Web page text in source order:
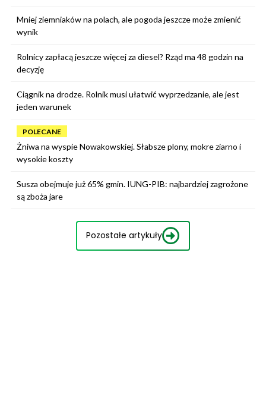
Mniej ziemniaków na polach, ale pogoda jeszcze może zmienić
wynik
Rolnicy zapłacą jeszcze więcej za diesel? Rząd ma 48 godzin na
decyzję
Ciągnik na drodze. Rolnik musi ułatwić wyprzedzanie, ale jest
jeden warunek
POLECANE
Żniwa na wyspie Nowakowskiej. Słabsze plony, mokre ziarno i
wysokie koszty
Susza obejmuje już 65% gmin. IUNG-PIB: najbardziej zagrożone
są zboża jare
Pozostałe artykuły